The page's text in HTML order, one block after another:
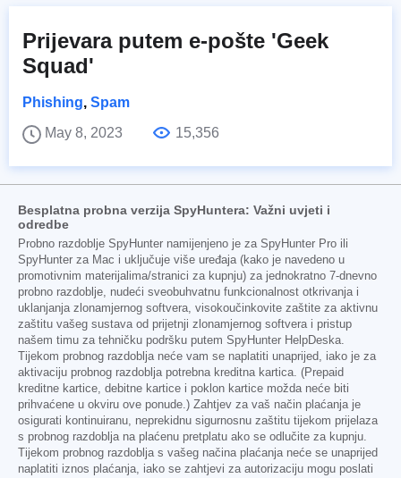
Prijevara putem e-pošte 'Geek
Squad'
Phishing, Spam
May 8, 2023
15,356
Besplatna probna verzija SpyHuntera: Važni uvjeti i
odredbe
Probno razdoblje SpyHunter namijenjeno je za SpyHunter Pro ili
SpyHunter za Mac i uključuje više uređaja (kako je navedeno u
promotivnim materijalima/stranici za kupnju) za jednokratno 7-dnevno
probno razdoblje, nudeći sveobuhvatnu funkcionalnost otkrivanja i
uklanjanja zlonamjernog softvera, visokoučinkovite zaštite za aktivnu
zaštitu vašeg sustava od prijetnji zlonamjernog softvera i pristup
našem timu za tehničku podršku putem SpyHunter HelpDeska.
Tijekom probnog razdoblja neće vam se naplatiti unaprijed, iako je za
aktivaciju probnog razdoblja potrebna kreditna kartica. (Prepaid
kreditne kartice, debitne kartice i poklon kartice možda neće biti
prihvaćene u okviru ove ponude.) Zahtjev za vaš način plaćanja je
osigurati kontinuiranu, neprekidnu sigurnosnu zaštitu tijekom prijelaza
s probnog razdoblja na plaćenu pretplatu ako se odlučite za kupnju.
Tijekom probnog razdoblja s vašeg načina plaćanja neće se unaprijed
naplatiti iznos plaćanja, iako se zahtjevi za autorizaciju mogu poslati